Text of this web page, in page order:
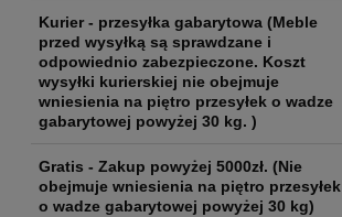
Kurier - przesyłka gabarytowa (Meble
przed wysyłką są sprawdzane i
odpowiednio zabezpieczone. Koszt
wysyłki kurierskiej nie obejmuje
wniesienia na piętro przesyłek o wadze
gabarytowej powyżej 30 kg. )
Gratis - Zakup powyżej 5000zł. (Nie
obejmuje wniesienia na piętro przesyłek
o wadze gabarytowej powyżej 30 kg)